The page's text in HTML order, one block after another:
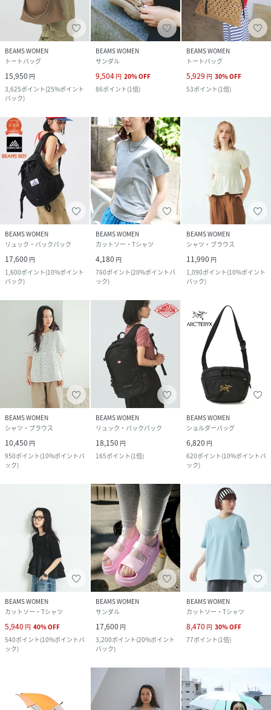
BEAMS WOMEN
トートバッグ
15,950 円
3,625ポイント(25%ポイント
バック)
BEAMS WOMEN
サンダル
9,504 円 20%OFF
86ポイント(1倍)
BEAMS WOMEN
トートバッグ
5,929 円 30%OFF
53ポイント(1倍)
BEAMS WOMEN
リュック・バックパック
17,600 円
1,600ポイント(10%ポイント
バック)
BEAMS WOMEN
カットソー・Tシャツ
4,180 円
760ポイント(20%ポイントバ
ック)
BEAMS WOMEN
シャツ・ブラウス
11,990 円
1,090ポイント(10%ポイント
バック)
BEAMS WOMEN
シャツ・ブラウス
10,450 円
950ポイント(10%ポイントバ
ック)
BEAMS WOMEN
リュック・バックパック
18,150 円
165ポイント(1倍)
BEAMS WOMEN
ショルダーバッグ
6,820 円
620ポイント(10%ポイントバ
ック)
BEAMS WOMEN
カットソー・Tシャツ
5,940 円 40%OFF
540ポイント(10%ポイントバ
ック)
BEAMS WOMEN
サンダル
17,600 円
3,200ポイント(20%ポイント
バック)
BEAMS WOMEN
カットソー・Tシャツ
8,470 円 30%OFF
77ポイント(1倍)